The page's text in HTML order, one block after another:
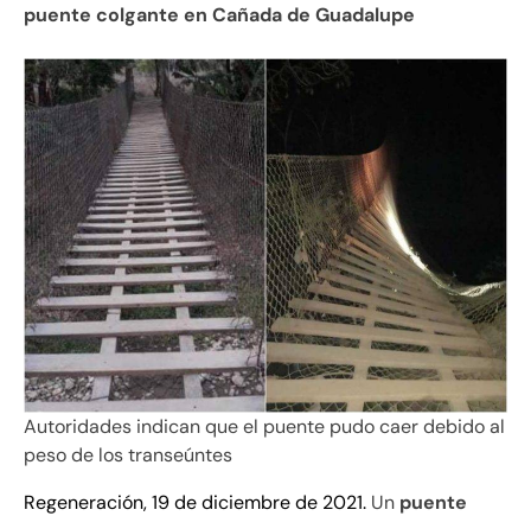
puente colgante en Cañada de Guadalupe
Autoridades indican que el puente pudo caer debido al
peso de los transeúntes
Regeneración, 19 de diciembre de 2021. Un puente